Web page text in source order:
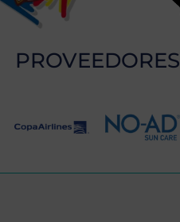
PROVEEDORES